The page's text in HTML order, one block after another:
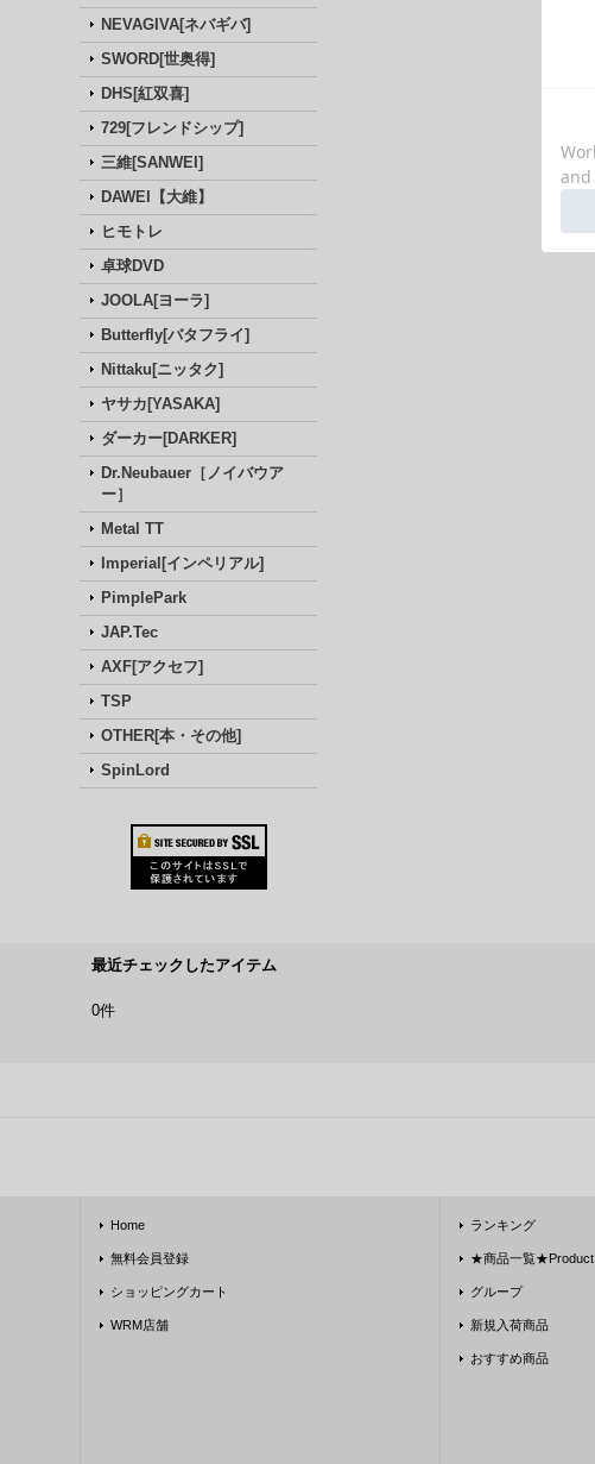
NEVAGIVA[ネバギバ]
SWORD[世奥得]
DHS[紅双喜]
729[フレンドシップ]
三維[SANWEI]
DAWEI【大維】
ヒモトレ
卓球DVD
JOOLA[ヨーラ]
Butterfly[バタフライ]
Nittaku[ニッタク]
ヤサカ[YASAKA]
ダーカー[DARKER]
Dr.Neubauer［ノイバウア
ー］
Metal TT
Imperial[インペリアル]
PimplePark
JAP.Tec
AXF[アクセフ]
TSP
OTHER[本・その他]
SpinLord
最近チェックしたアイテム
0件
Home
無料会員登録
ショッピングカート
WRM店舗
ランキング
★商品一覧★Product
グループ
新規入荷商品
おすすめ商品